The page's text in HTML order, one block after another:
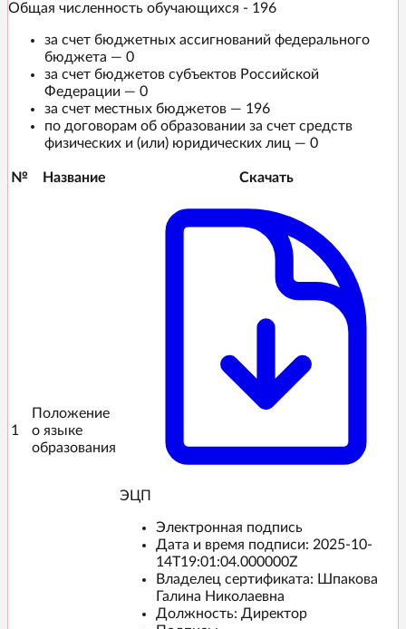
Общая численность обучающихся - 196
за счет бюджетных ассигнований федерального
бюджета — 0
за счет бюджетов субъектов Российской
Федерации — 0
за счет местных бюджетов — 196
по договорам об образовании за счет средств
физических и (или) юридических лиц — 0
№ Название Скачать
1
Положение
о языке
образования
ЭЦП️
Электронная подпись
Дата и время подписи: 2025-10-
14T19:01:04.000000Z
Владелец сертификата: Шпакова
Галина Николаевна
Должность: Директор